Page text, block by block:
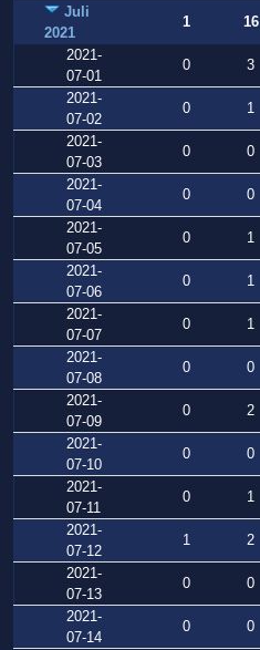
Juli
2021
1 16
2021-
07-01
0 3
2021-
07-02
0 1
2021-
07-03
0 0
2021-
07-04
0 0
2021-
07-05
0 1
2021-
07-06
0 1
2021-
07-07
0 1
2021-
07-08
0 0
2021-
07-09
0 2
2021-
07-10
0 0
2021-
07-11
0 1
2021-
07-12
1 2
2021-
07-13
0 0
2021-
07-14
0 0